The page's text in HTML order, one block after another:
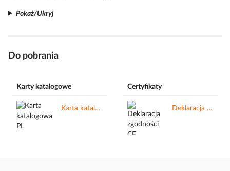
Pokaż/Ukryj
Do pobrania
Karty katalogowe
Karta katalogowa PL.pdf
Certyfikaty
Deklaracja zgodności CE.pdf